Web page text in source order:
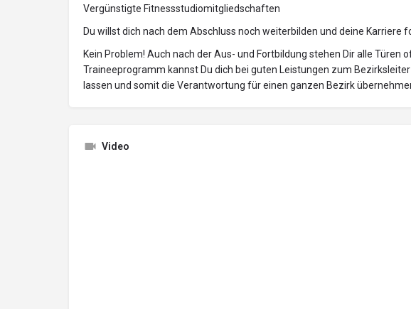
Vergünstigte Fitnessstudiomitgliedschaften
Du willst dich nach dem Abschluss noch weiterbilden und deine Karriere
Kein Problem! Auch nach der Aus- und Fortbildung stehen Dir alle Türen
Traineeprogramm kannst Du dich bei guten Leistungen zum
lassen und somit die Verantwortung für einen ganzen Bezirk
Video